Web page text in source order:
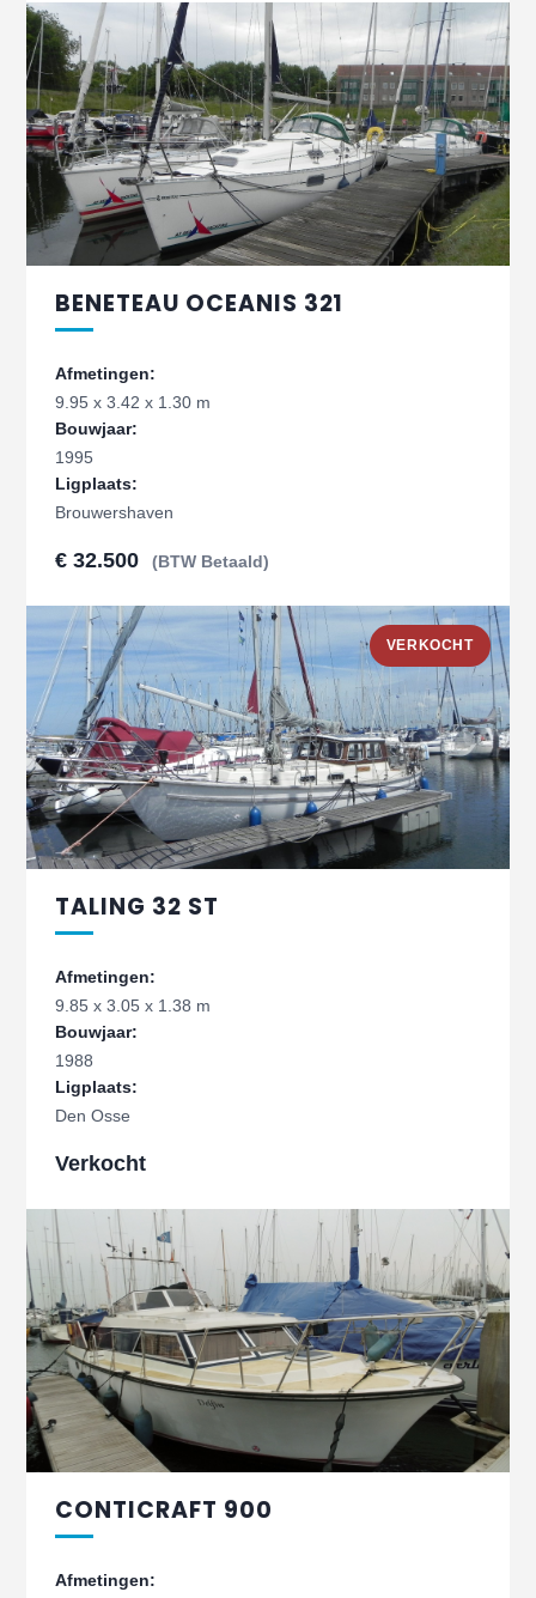
BENETEAU OCEANIS 321
Afmetingen:
9.95 x 3.42 x 1.30 m
Bouwjaar:
1995
Ligplaats:
Brouwershaven
€ 32.500 (BTW Betaald)
VERKOCHT
TALING 32 ST
Afmetingen:
9.85 x 3.05 x 1.38 m
Bouwjaar:
1988
Ligplaats:
Den Osse
Verkocht
CONTICRAFT 900
Afmetingen: